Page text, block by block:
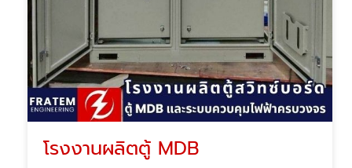
โรงงานผลิตตู้ MDB